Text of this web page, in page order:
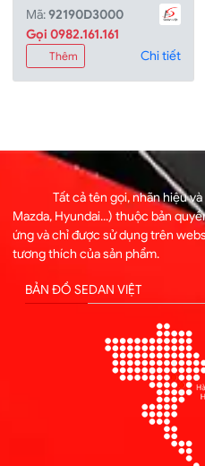
Mã:92190D3000
Gọi 0982.161.161
Thêm Chi tiết
Tất cả tên gọi, nhãn hiệu
Mazda, Hyundai...) thuộc bản
ứng và chỉ được sử dụng trên
tương thích của sản phẩm.
BẢN ĐỒ SEDAN VIỆT